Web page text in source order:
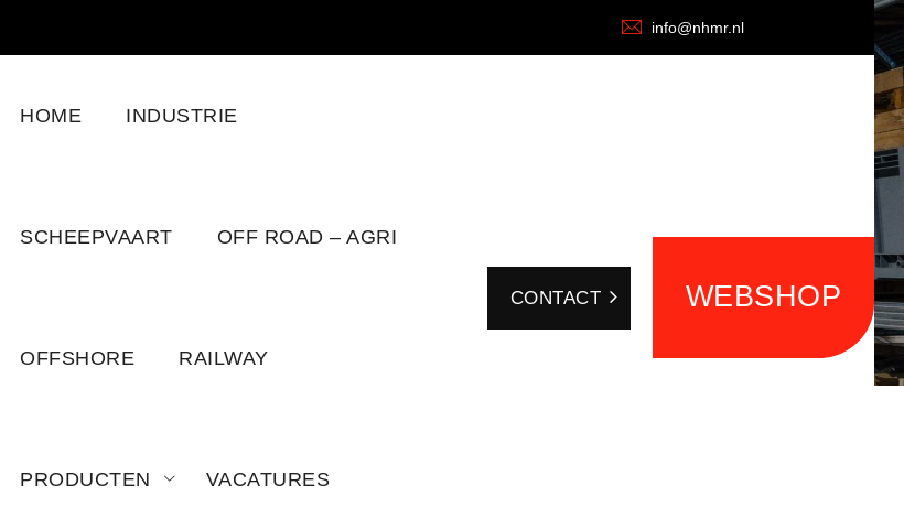
info@nhmr.nl
HOME INDUSTRIE
SCHEEPVAART OFF ROAD – AGRI
OFFSHORE RAILWAY
PRODUCTEN VACATURES
CONTACT WEBSHOP